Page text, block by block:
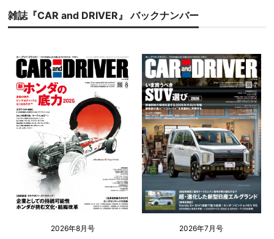
雑誌『CAR and DRIVER』 バックナンバー
2026年8月号 2026年7月号